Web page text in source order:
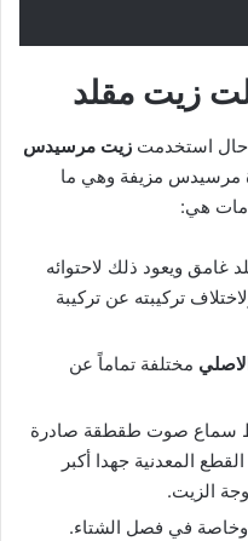
زيت مقلد
حال استخدمت زيت مرسيدس
مرسيدس مزيفة وهي ما
هي:
غامق ويعود ذلك لاحتوائه
تركيبته عن تركيبة
مختلفة تماماً عن
سماع صوت طقطقة صادرة
المعدنية جهدا أكبر
الزيت.
في فصل الشتاء.